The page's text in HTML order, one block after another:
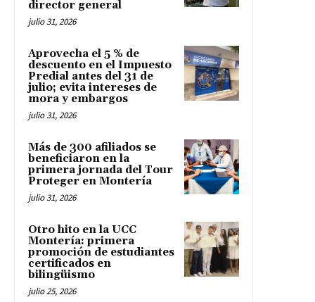
director general
julio 31, 2026
Aprovecha el 5 % de
descuento en el Impuesto
Predial antes del 31 de
julio; evita intereses de
mora y embargos
julio 31, 2026
Más de 300 afiliados se
beneficiaron en la
primera jornada del Tour
Proteger en Montería
julio 31, 2026
Otro hito en la UCC
Montería: primera
promoción de estudiantes
certificados en
bilingüismo
julio 25, 2026